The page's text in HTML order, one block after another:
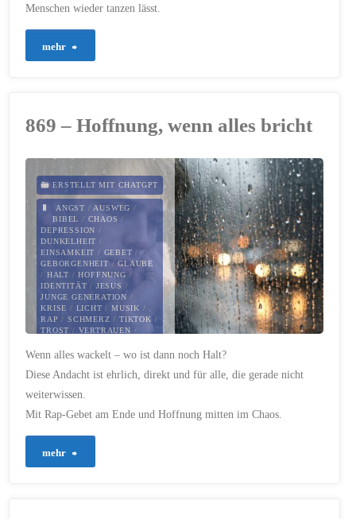
Menschen wieder tanzen lässt.
mehr
Freude"
869 – Hoffnung, wenn alles bricht
ERSTELLT MIT CHATGPT
ANGST / AUSWEG /
BIBEL / CHAOS /
DEPRESSION /
DUNKELHEIT /
EINSAMKEIT / GEBET /
GEBORGENHEIT /GLAUBE
/ HALT /HOFFNUNG /
IDENTITÄT / JESUS /
JUNGE GENERATION /
KRISE / LICHT / MUSIK /
RAP / SCHMERZ / TIKTOK /
TROST / VERTRAUEN /
ZUSAMMENHALT
29. JANUAR 2026
Wenn alles wackelt – wo ist dann noch Halt?
Diese Andacht ist ehrlich, direkt und für alle, die gerade nicht
weiterwissen.
Mit Rap-Gebet am Ende und Hoffnung mitten im Chaos.
mehr